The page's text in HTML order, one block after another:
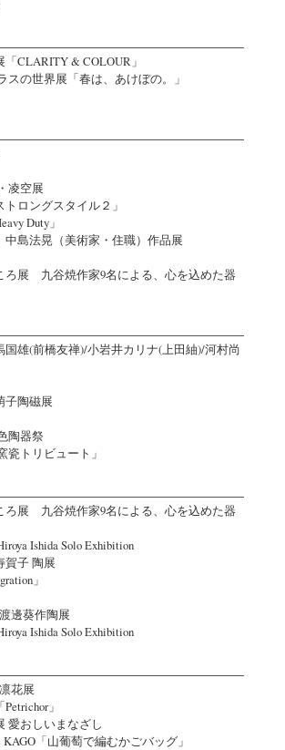
CLARITY & COLOUR」
スの世界展「春は、あけぼの。」
凌空展
ロングスタイル２」
Duty」
中島法晃（美術家・住職）作品展
ろ展 九谷焼作家9名による、心を込めた器
雄(前橋友禅)/小岩井カリナ(上田紬)/河村尚
子陶磁展
陶器祭
瓷トリビュート」
ろ展 九谷焼作家9名による、心を込めた器
Ishida Solo Exhibition
賀子 陶展
」
邊葵作陶展
Ishida Solo Exhibition
花展
」
愛おしいまなざし
KAGO「山葡萄で編むかごバッグ」